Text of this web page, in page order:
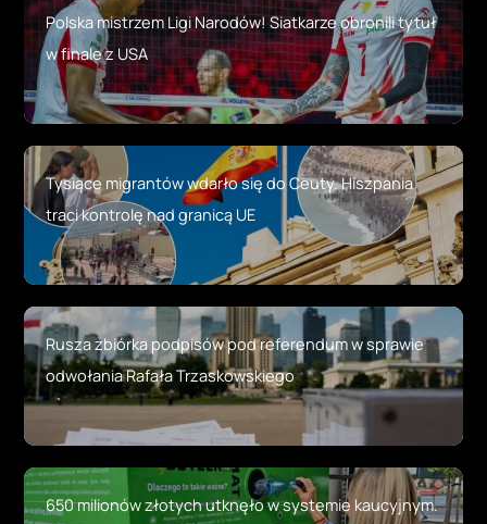
w finale z USA
Tysiące migrantów wdarło się do Ceuty. Hiszpania
traci kontrolę nad granicą UE
Rusza zbiórka podpisów pod referendum w sprawie
odwołania Rafała Trzaskowskiego
650 milionów złotych utknęło w systemie kaucyjnym.
Kto na tym zarabia?